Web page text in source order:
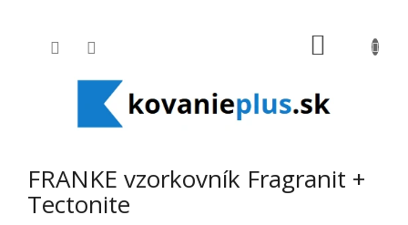
FRANKE vzorkovník Fragranit +
Tectonite